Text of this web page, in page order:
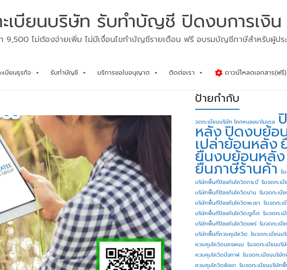
เบียนบริษัท รับทำบัญชี ปิดงบการเงิน
9,500 ไม่ต้องจ่ายเพิ่ม ไม่มีเงื่อนไขทำบัญชีรายเดือน ฟรี อบรมบัญชีภาษีสำหรับผู้ปร
เบียนธุรกิจ รับทำบัญชี บริการขอใบอนุญาต ติดต่อเรา ดาวน์โหลดเอกสาร(ฟรี)
ป้ายกำกับ
จดทะเบียนบริษัท โคกหนองนาโมเดล
หลังปิดงบย้อ
เปล่าย้อนหลัง
ยื่นงบย้อนหลัง
ยื่นภาษีร้านค้า รั
บริษัทพื้นทีป้องกันโควิดกระบี่ รับจดทะเ
บริษัทพื้นทีป้องกันโควิดน่าน รับจดทะเบี
บริษัทพื้นทีป้องกันโควิดพะเยา รับจดทะ
บริษัทพื้นทีป้องกันโควิดภูเก็ต รับจดทะเ
บริษัทพื้นทีป้องกันโควิดแพร่ รับจดทะเบี
บริษัทพื้นที่ควบคุมโควิด รับจดทะเบียน
ควบคุมโควิดนครพนม รับจดทะเบียนบ
ควบคุมโควิดบึงกาฬ รับจดทะเบียนบริษั
ควบคุมโควิดพังงา รับจดทะเบียนบริษัท